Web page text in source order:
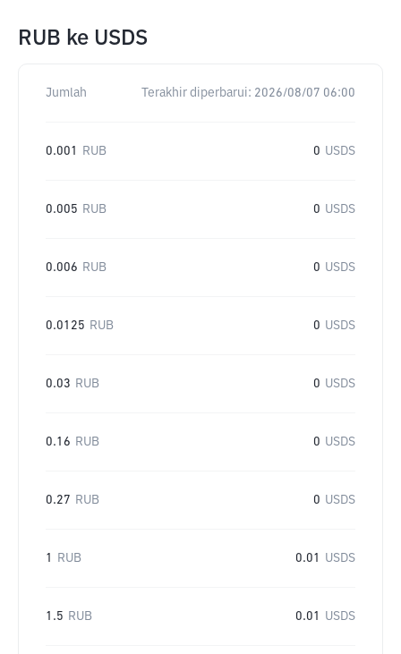
RUB ke USDS
Jumlah Terakhir diperbarui: 2026/08/07 06:00
0.001 RUB 0 USDS
0.005 RUB 0 USDS
0.006 RUB 0 USDS
0.0125 RUB 0 USDS
0.03 RUB 0 USDS
0.16 RUB 0 USDS
0.27 RUB 0 USDS
1 RUB 0.01 USDS
1.5 RUB 0.01 USDS